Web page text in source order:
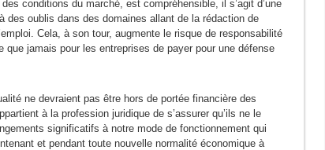
conditions du marché, est compréhensible, il s’agit d’une
des oublis dans des domaines allant de la rédaction de
Cela, à son tour, augmente le risque de responsabilité
que jamais pour les entreprises de payer pour une défense
ne devraient pas être hors de portée financière des
à la profession juridique de s’assurer qu’ils ne le
significatifs à notre mode de fonctionnement qui
et pendant toute nouvelle normalité économique à